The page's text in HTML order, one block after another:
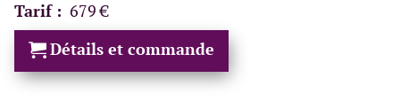
Tarif : 679 €
Détails et commande